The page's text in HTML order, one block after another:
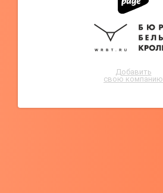
Добавить
свою компанию